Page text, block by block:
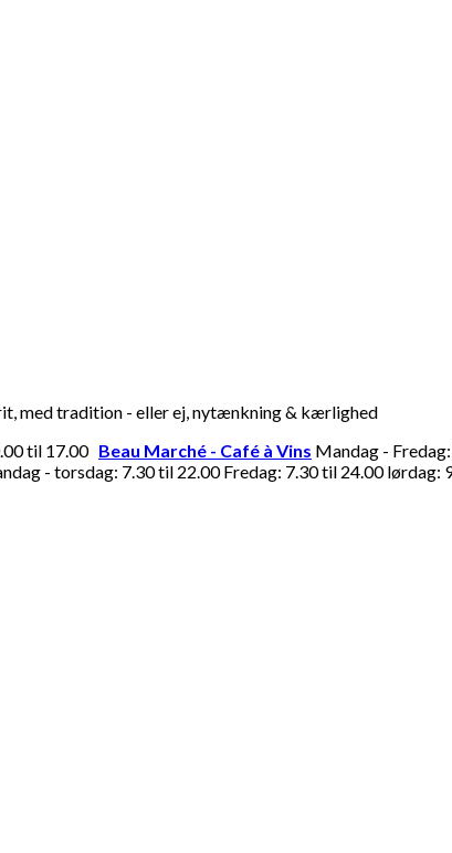
med tradition - eller ej, nytænkning & kærlighed
til 17.00 Beau Marché - Café à Vins Mandag -
- torsdag: 7.30 til 22.00 Fredag: 7.30 til 24.00 lørdag: